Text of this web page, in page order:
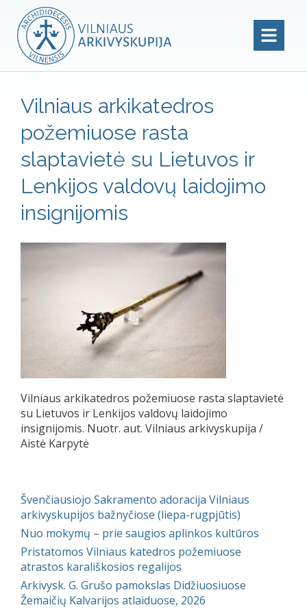
Vilniaus arkikatedros
požemiuose rasta
slaptavietė su Lietuvos ir
Lenkijos valdovų laidojimo
insignijomis
Vilniaus arkikatedros požemiuose rasta slaptavietė
su Lietuvos ir Lenkijos valdovų laidojimo
insignijomis. Nuotr. aut. Vilniaus arkivyskupija /
Aistė Karpytė
Švenčiausiojo Sakramento adoracija Vilniaus
arkivyskupijos bažnyčiose (liepa-rugpjūtis)
Nuo mokymų – prie saugios aplinkos kultūros
Pristatomos Vilniaus katedros požemiuose
atrastos karališkosios regalijos
Arkivysk. G. Grušo pamokslas Didžiuosiuose
Žemaičių Kalvarijos atlaiduose, 2026